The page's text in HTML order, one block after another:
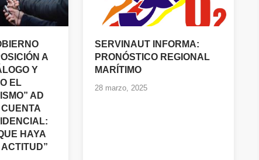
A
Y
EL
AD
HAYA
SERVINAUT INFORMA:
PRONÓSTICO REGIONAL
MARÍTIMO
28 marzo, 2025